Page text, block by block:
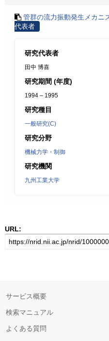
管群の流力振動発生メカニ
代表者
研究代表者
田中 博喜
研究期間 (年度)
1994 – 1995
研究種目
一般研究(C)
研究分野
機械力学・制御
研究機関
九州工業大学
URL:
サービス概要
検索マニュアル
よくある質問